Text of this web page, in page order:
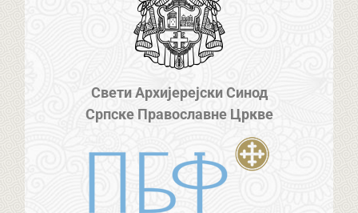
Свети Архијерејски Синод
Српске Православне Цркве